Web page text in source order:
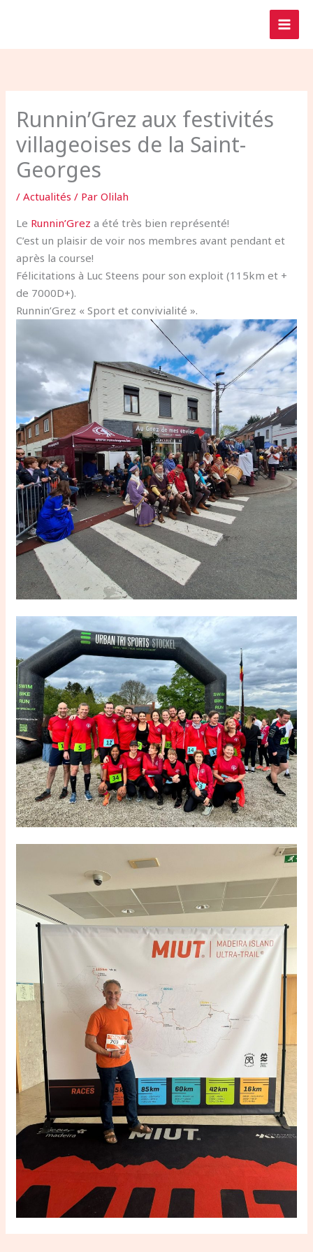
Runnin’Grez aux festivités
villageoises de la Saint-
Georges
/Actualités / ParOlilah
Le Runnin’Grez a été très bien représenté!
C’est un plaisir de voir nos membres avant pendant et
après la course!
Félicitations à Luc Steens pour son exploit (115km et +
de 7000D+).
Runnin’Grez « Sport et convivialité ».